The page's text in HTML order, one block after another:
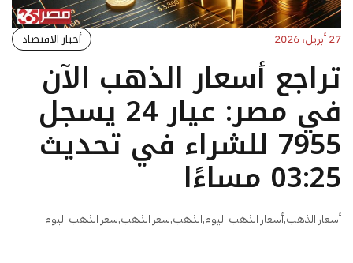
27 أبريل، 2026 أخبار الاقتصاد
تراجع أسعار الذهب الآن
في مصر: عيار 24 يسجل
7955 للشراء في تحديث
03:25 مساءًا
أسعار الذهب,أسعار الذهب اليوم,الذهب,سعر الذهب,سعر الذهب اليوم